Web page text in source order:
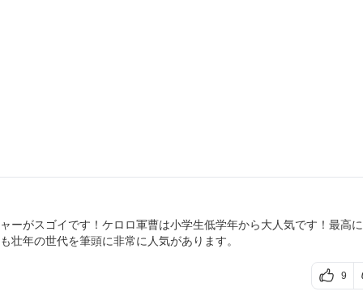
ーがスゴイです！ケロロ軍曹は小学生低学年から大人気です！最高
壮年の世代を筆頭に非常に人気があります。
9